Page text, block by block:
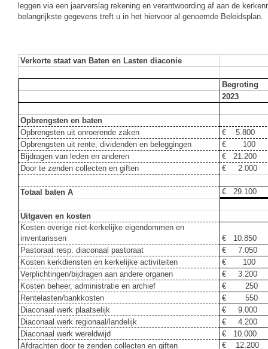
leggen via een jaarverslag rekening en verantwoording af aan de
belangrijkste gegevens treft u in het hiervoor al genoemde Beleidsplan.
Verkorte staat van Baten en Lasten diaconie
Begroting
2023
Opbrengsten en baten
Opbrengsten uit onroerende zaken
€ 5.800
Opbrengsten uit rente, dividenden en beleggingen
€ 100
Bijdragen van leden en anderen
€ 21.200
Door te zenden collecten en giften
€ 2.000
Totaal baten A € 29.100
Uitgaven en kosten
Kosten overige niet-kerkelijke eigendommen en
inventarissen
€ 10.850
Pastoraat resp. diaconaal pastoraat
€ 7.050
Kosten kerkdiensten en kerkelijke activiteiten
€ 100
Verplichtingen/bijdragen aan andere organen
€ 3.200
Kosten beheer, administratie en archief
€ 250
Rentelasten/bankkosten
€ 550
Diaconaal werk plaatselijk
€ 9.000
Diaconaal werk regionaal/landelijk
€ 4.200
Diaconaal werk wereldwijd
€ 10.000
Afdrachten door te zenden collecten en giften
€ 12.200